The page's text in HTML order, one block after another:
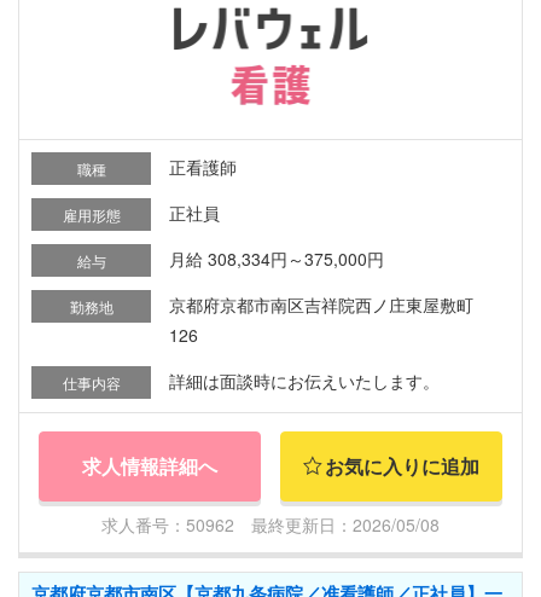
職種 正看護師
雇用形態 正社員
給与 月給 308,334円～375,000円
勤務地
京都府京都市南区吉祥院西ノ庄東屋敷町
126
仕事内容 詳細は面談時にお伝えいたします。
求人情報詳細へ お気に入りに追加
求人番号：50962 最終更新日：2026/05/08